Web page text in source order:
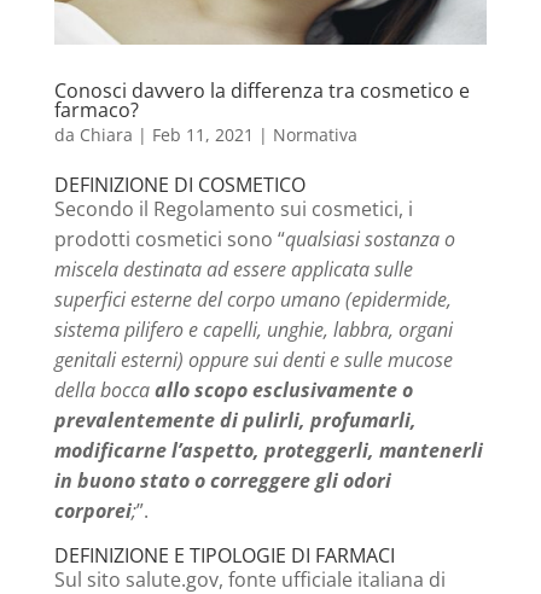
Conosci davvero la differenza tra cosmetico e
farmaco?
da Chiara | Feb 11, 2021 | Normativa
DEFINIZIONE DI COSMETICO
Secondo il Regolamento sui cosmetici, i
prodotti cosmetici sono “qualsiasi sostanza o
miscela destinata ad essere applicata sulle
superfici esterne del corpo umano (epidermide,
sistema pilifero e capelli, unghie, labbra, organi
genitali esterni) oppure sui denti e sulle mucose
della boccaallo scopo esclusivamente o
prevalentemente di pulirli, profumarli,
modificarne l’aspetto, proteggerli, mantenerli
in buono stato o correggere gli odori
corporei;”.
DEFINIZIONE E TIPOLOGIE DI FARMACI
Sul sito salute.gov, fonte ufficiale italiana di